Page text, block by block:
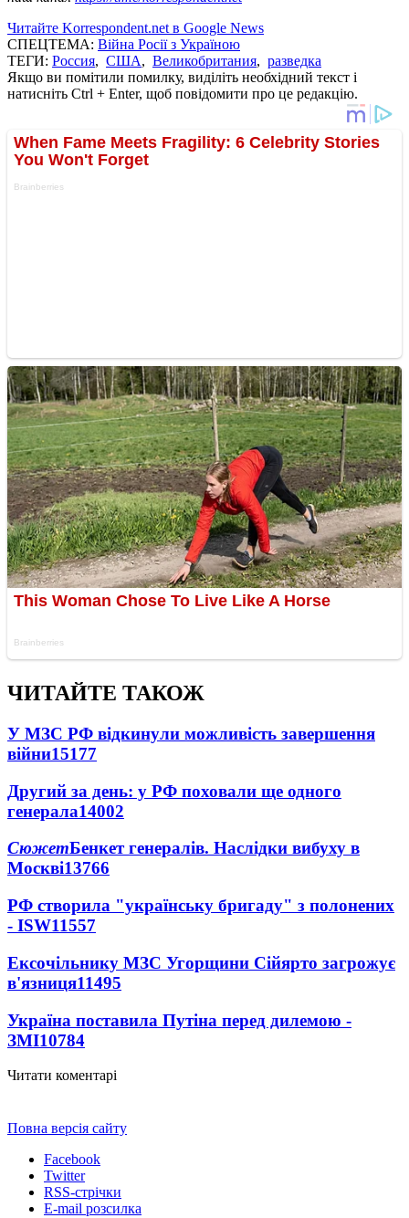
Читайте Korrespondent.net в Google News
СПЕЦТЕМА: Війна Росії з Україною
ТЕГИ: Россия, США, Великобритания, разведка
Якщо ви помітили помилку, виділіть необхідний текст і
натисніть Ctrl + Enter, щоб повідомити про це редакцію.
ЧИТАЙТЕ ТАКОЖ
У МЗС РФ відкинули можливість завершення
війни15177
Другий за день: у РФ поховали ще одного
генерала14002
СюжетБенкет генералів. Наслідки вибуху в
Москві13766
РФ створила "українську бригаду" з полонених
- ISW11557
Ексочільнику МЗС Угорщини Сійярто загрожує
в'язниця11495
Україна поставила Путіна перед дилемою -
ЗМІ10784
Читати коментарі
Повна версія сайту
Facebook
Twitter
RSS-стрічки
E-mail розсилка